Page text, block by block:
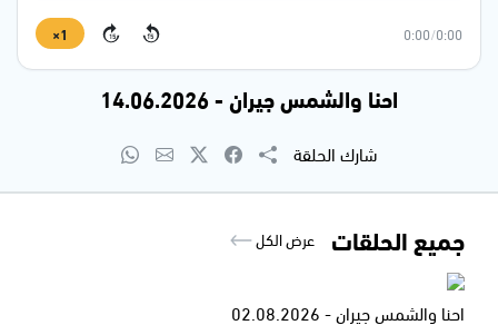
0:00
/
0:00
15
15
1×
احنا والشمس جيران - 14.06.2026
شارك الحلقة
جميع الحلقات عرض الكل
احنا والشمس جيران - 02.08.2026